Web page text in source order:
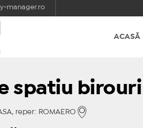
manager.ro
ACASĂ
spatiu birouri
reper: ROMAERO